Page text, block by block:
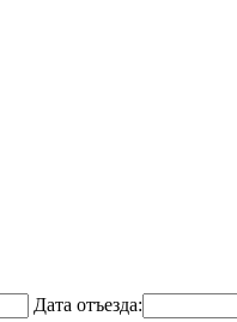
Дата отъезда: